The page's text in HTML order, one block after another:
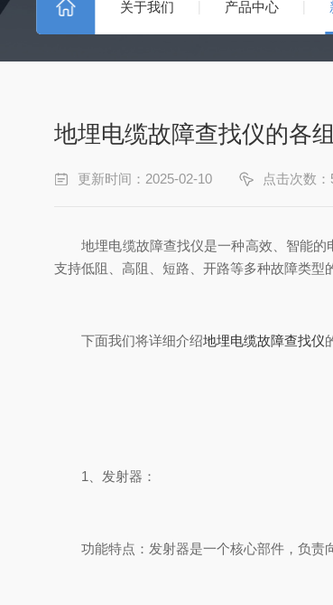
关于我们 产品中心
地埋电缆故障查找仪的各
更新时间：2025-02-10 点击次数：
地埋电缆故障查找仪是一种高效、智能的
支持低阻、高阻、短路、开路等多种故障类型
下面我们将详细介绍地埋电缆故障查找仪
1、发射器：
功能特点：发射器是一个核心部件，负责向